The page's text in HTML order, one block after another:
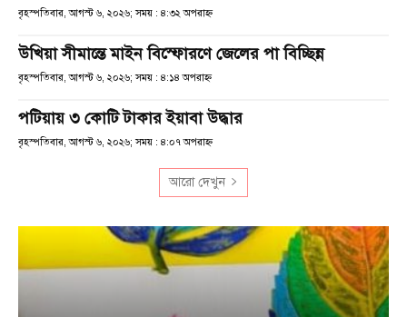
বৃহস্পতিবার, আগস্ট ৬, ২০২৬; সময় : ৪:৩২ অপরাহ্ণ
উখিয়া সীমান্তে মাইন বিস্ফোরণে জেলের পা বিচ্ছিন্ন
বৃহস্পতিবার, আগস্ট ৬, ২০২৬; সময় : ৪:১৪ অপরাহ্ণ
পটিয়ায় ৩ কোটি টাকার ইয়াবা উদ্ধার
বৃহস্পতিবার, আগস্ট ৬, ২০২৬; সময় : ৪:০৭ অপরাহ্ণ
আরো দেখুন